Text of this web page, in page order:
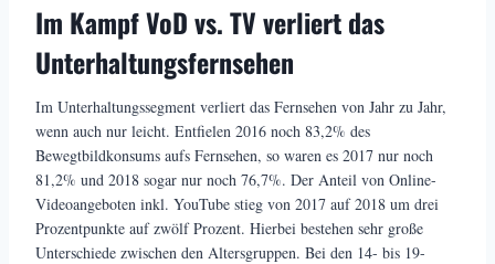
Im Kampf VoD vs. TV verliert das
Unterhaltungsfernsehen
Im Unterhaltungssegment verliert das Fernsehen von Jahr zu Jahr,
wenn auch nur leicht. Entfielen 2016 noch 83,2% des
Bewegtbildkonsums aufs Fernsehen, so waren es 2017 nur noch
81,2% und 2018 sogar nur noch 76,7%. Der Anteil von Online-
Videoangeboten inkl. YouTube stieg von 2017 auf 2018 um drei
Prozentpunkte auf zwölf Prozent. Hierbei bestehen sehr große
Unterschiede zwischen den Altersgruppen. Bei den 14- bis 19-